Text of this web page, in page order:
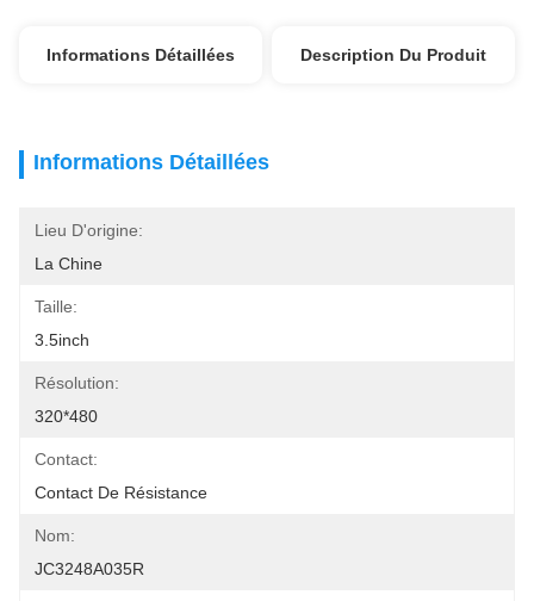
Informations Détaillées Description Du Produit
Informations Détaillées
Lieu D'origine:
La Chine
Taille:
3.5inch
Résolution:
320*480
Contact:
Contact De Résistance
Nom:
JC3248A035R